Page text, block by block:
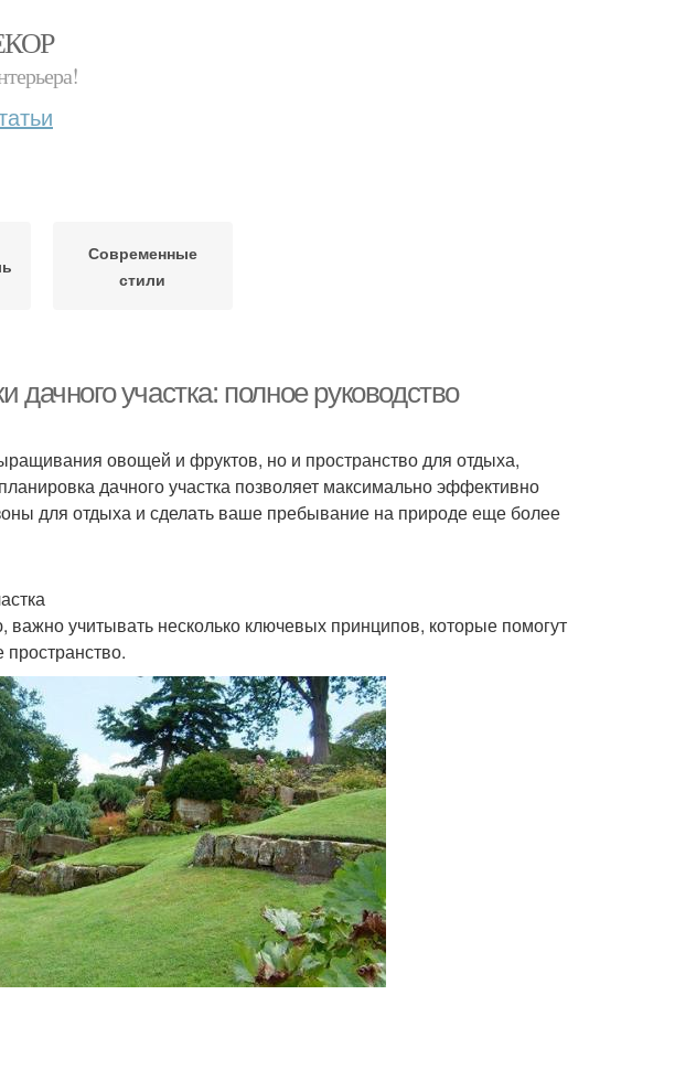
Современные
стили
участка: полное руководство
овощей и фруктов, но и пространство для отдыха,
дачного участка позволяет максимально эффективно
для отдыха и сделать ваше пребывание на природе еще более
важно учитывать несколько ключевых принципов, которые помогут